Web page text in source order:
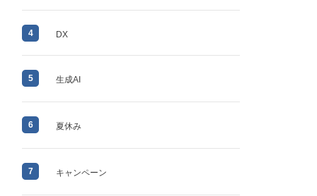
4 DX
5 生成AI
6 夏休み
7 キャンペーン